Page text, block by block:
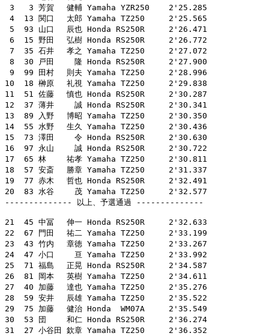
3   3 芳賀　 健輔 Yamaha YZR250    2'25.285
4  13 関口　 太郎 Yamaha TZ250     2'25.565
5  93 山口　 辰也 Honda RS250R     2'26.471
6  15 野田　 弘樹 Honda RS250R     2'26.772
7  35 石井　 孝之 Yamaha TZ250     2'27.072
8  30 戸田　　 隆 Honda RS250R     2'27.900
9  99 田村　 則夫 Yamaha TZ250     2'28.996
10  18 榊原　 礼視 Yamaha TZ250     2'29.838
11  51 佐藤　 慎也 Honda RS250R     2'30.287
12  37 薄井　　 誠 Honda RS250R     2'30.341
13  89 入野　 博昭 Yamaha TZ250     2'30.350
14  55 水野　 生久 Yamaha TZ250     2'30.436
15  73 澤田　　 令 Honda RS250R     2'30.630
16  97 永山　　 誠 Honda RS250R     2'30.722
17  65 林　　 祐孝 Yamaha TZ250     2'30.811
18  57 安斎　 勝章 Yamaha TZ250     2'31.337
19  77 赤木　 哲也 Honda RS250R     2'32.491
20  83 水谷　　 茂 Yamaha TZ250     2'32.577
-------------- 以上、予選通過 --------------
21  45 中冨　 伸一 Honda RS250R     2'32.633
22  67 門田　 祐二 Yamaha TZ250     2'33.199
23  43 竹内　 章徳 Yamaha TZ250     2'33.267
24  47 小口　　 亘 Yamaha TZ250     2'33.992
25  71 福島　 正晃 Honda RS250R     2'34.587
26  81 岡本　 英樹 Yamaha TZ250     2'34.611
27  40 加藤　 達也 Yamaha TZ250     2'35.276
28  59 安井　 辰雄 Yamaha TZ250     2'35.522
29  75 加藤　 健治 Honda  WM07A     2'35.549
30  53 団　　 和仁 Honda RS250R     2'36.274
31  27 小谷田 欽章 Yamaha TZ250     2'36.352